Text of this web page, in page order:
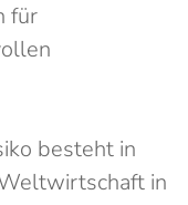
für
besteht in
in